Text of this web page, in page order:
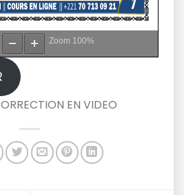
Zoom 100%
EN VIDEO